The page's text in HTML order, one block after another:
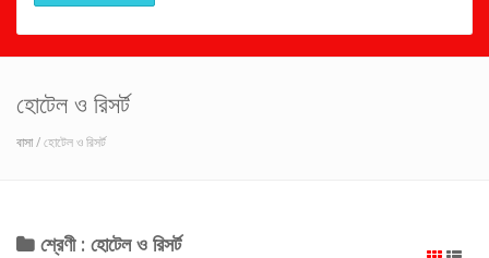
হোটেল ও রিসর্ট
বাসা/ হোটেল ও রিসর্ট
শ্রেণী : হোটেল ও রিসর্ট